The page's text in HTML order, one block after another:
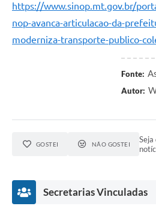
https://www.sinop.mt.gov.br/
nop-avanca-articulacao-da-
moderniza-transporte-publico-
Fonte:
Autor:
GOSTEI NÃO GOSTEI
Secretarias Vinculadas